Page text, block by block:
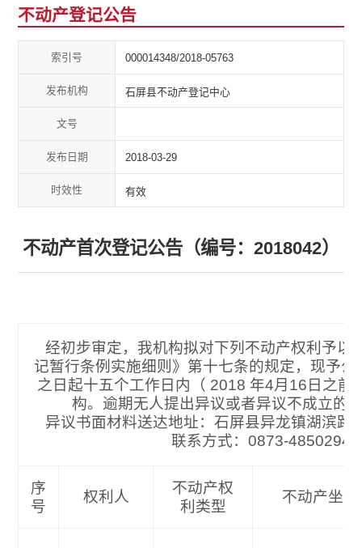
不动产登记公告
索引号 000014348/2018-05763
发布机构 石屏县不动产登记中心
文号
发布日期 2018-03-29
时效性 有效
不动产首次登记公告（编号：2018042）
经初步审定，我机构拟对下列不动产权利予以
记暂行条例实施细则》第十七条的规定，现予
之日起十五个工作日内（ 2018 年4月16日之前
构。逾期无人提出异议或者异议不成立的
异议书面材料送达地址：石屏县异龙镇湖滨路
联系方式：0873-
序
号
权利人
不动产权
利类型
不动产坐落